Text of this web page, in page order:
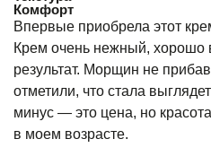
Комфорт
Впервые приобрела этот
Крем очень нежный, хорошо
результат. Морщин не
отметили, что стала
минус — это цена, но
в моем возрасте.